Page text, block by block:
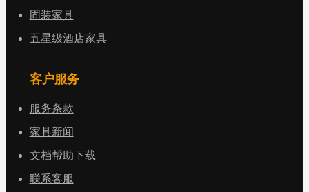
固装家具
五星级酒店家具
客户服务
服务条款
家具新闻
文档帮助下载
联系客服